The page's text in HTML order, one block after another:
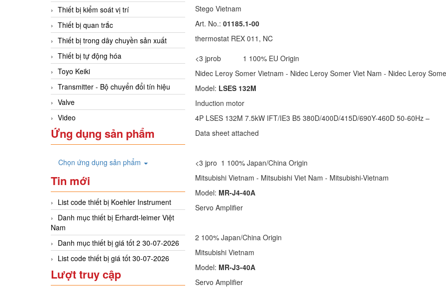
Thiết bị kiểm soát vị trí
Thiết bị quan trắc
Thiết bị trong dây chuyền sản xuất
Thiết bị tự động hóa
Toyo Keiki
Transmitter - Bộ chuyển đổi tín hiệu
Valve
Video
Ứng dụng sản phẩm
Chọn ứng dụng sản phẩm
Tin mới
List code thiết bị Koehler Instrument
Danh mục thiết bị Erhardt-leimer Việt
Nam
Danh mục thiết bị giá tốt 2 30-07-2026
List code thiết bị giá tốt 30-07-2026
Lượt truy cập
Stego Vietnam
Art. No.: 01185.1-00
thermostat REX 011, NC
<3 jprob 1 100% EU Origin
Nidec Leroy Somer Vietnam - Nidec Leroy Somer Viet Nam - Nidec Leroy
Model: LSES 132M
Induction motor
4P LSES 132M 7.5kW IFT/IE3 B5 380D/400D/415D/690Y-460D 50-60Hz –
Data sheet attached
<3 jpro 1 100% Japan/China Origin
Mitsubishi Vietnam - Mitsubishi Viet Nam - Mitsubishi-Vietnam
Model: MR-J4-40A
Servo Amplifier
2 100% Japan/China Origin
Mitsubishi Vietnam
Model: MR-J3-40A
Servo Amplifier